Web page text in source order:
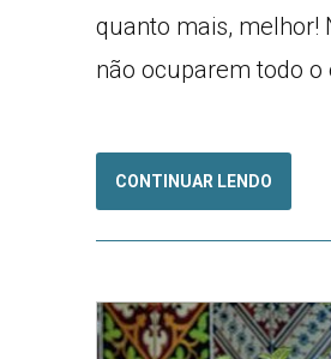
quanto mais, melhor!
não ocuparem todo o
CONTINUAR LENDO